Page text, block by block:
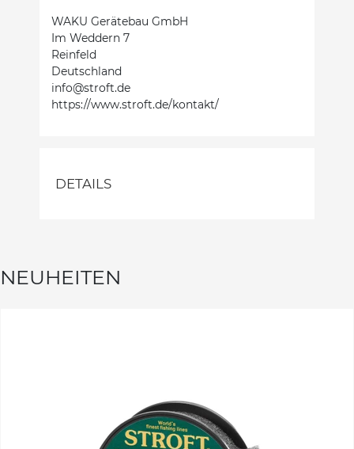
WAKU Gerätebau GmbH
Im Weddern 7
Reinfeld
Deutschland
info@stroft.de
https://www.stroft.de/kontakt/
DETAILS
NEUHEITEN